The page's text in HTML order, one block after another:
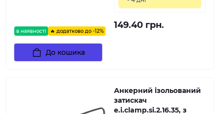
в наявності 🔥 додатково до -12%
149.40 грн.
До кошика
Анкерний ізольований
затискач
e.i.clamp.si.2.16.35, з